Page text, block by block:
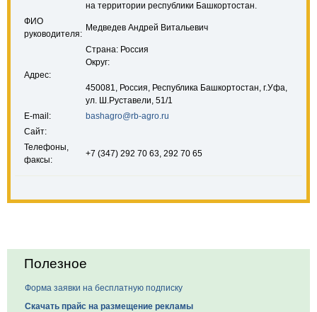
на территории республики Башкортостан.
ФИО
руководителя:
Медведев Андрей Витальевич
Адрес:
Страна: Россия
Округ:
450081, Россия, Республика Башкортостан, г.Уфа,
ул. Ш.Руставели, 51/1
E-mail:
bashagro@rb-agro.ru
Сайт:
Телефоны,
факсы:
+7 (347) 292 70 63, 292 70 65
Полезное
Форма заявки на бесплатную подписку
Скачать прайс на размещение рекламы